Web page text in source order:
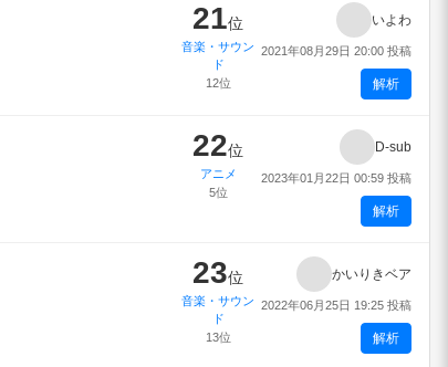
21位
音楽・サウン
ド
12位
いよわ
2021年08月29日 20:00 投稿
解析
22位
アニメ
5位
D-sub
2023年01月22日 00:59 投稿
解析
23位
音楽・サウン
ド
13位
かいりきベア
2022年06月25日 19:25 投稿
解析